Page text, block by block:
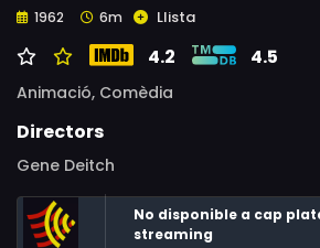
1962 6m Llista
4.2 4.5
Animació, Comèdia
Directors
Gene Deitch
No disponible a cap
streaming